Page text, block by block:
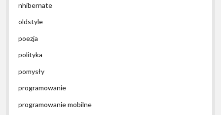
nhibernate
oldstyle
poezja
polityka
pomysły
programowanie
programowanie mobilne